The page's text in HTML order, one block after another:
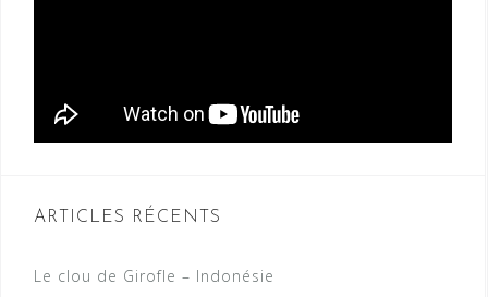
ARTICLES RÉCENTS
Le clou de Girofle – Indonésie